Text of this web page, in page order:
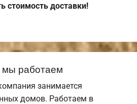
стоимость доставки!
мы работаем
занимается
домов. Работаем в